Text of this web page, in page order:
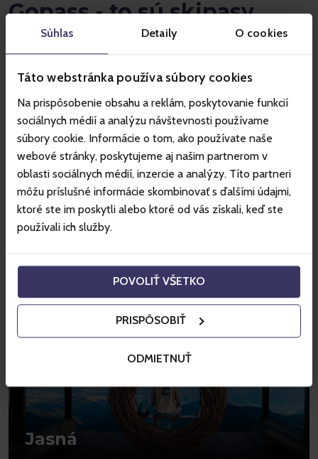
Súhlas Detaily O cookies
Táto webstránka používa súbory cookies
Na prispôsobenie obsahu a reklám, poskytovanie funkcií
sociálnych médií a analýzu návštevnosti používame
súbory cookie. Informácie o tom, ako používate naše
webové stránky, poskytujeme aj našim partnerom v
oblasti sociálnych médií, inzercie a analýzy. Títo partneri
môžu príslušné informácie skombinovať s ďalšími údajmi,
ktoré ste im poskytli alebo ktoré od vás získali, keď ste
používali ich služby.
POVOLIŤ VŠETKO
PRISPÔSOBIŤ
ODMIETNUŤ
Gopass - to sú skipasy,
hotely a všetko okolo
Hory Vodné parky
SLOVENSKO
Tatranská Lomnica - Vysoké
Tatry
Jasná